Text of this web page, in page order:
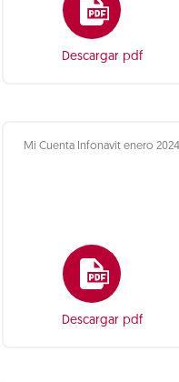
Descargar pdf
Mi Cuenta Infonavit enero 2024
Descargar pdf